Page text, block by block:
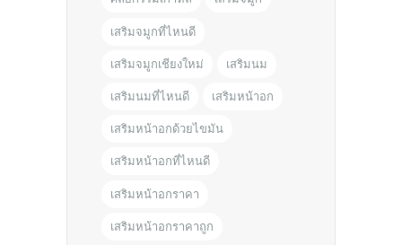
เสริมจมูกที่ไหนดี
เสริมจมูกเชียงใหม่ เสริมนม
เสริมนมที่ไหนดี เสริมหน้าอก
เสริมหน้าอกด้วยไขมัน
เสริมหน้าอกที่ไหนดี
เสริมหน้าอกราคา
เสริมหน้าอกราคาถูก